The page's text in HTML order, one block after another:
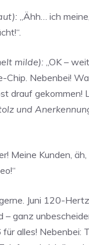
„Ähh… ich
milde): „OK –
Chip. Nebenbei!
drauf gekommen!
und
Meine Kunden,
Juni 120-
– ganz
alles! Nebenbei: